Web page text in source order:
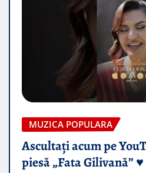
MUZICA POPULARA
Ascultați acum pe
piesă „Fata Gilivană”